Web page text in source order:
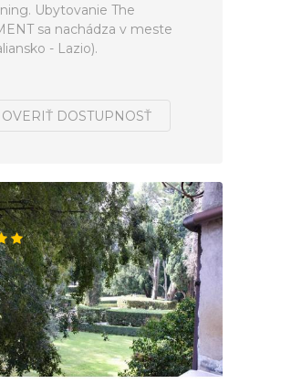
Ubytovanie The
sa nachádza v meste
- Lazio).
OVERIŤ DOSTUPNOSŤ